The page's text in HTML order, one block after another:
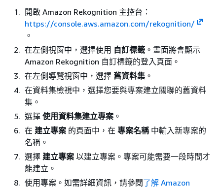
開啟 Amazon Rekognition 主控台：
https://console.aws.amazon.com/rekognition/
。
在左側視窗中，選擇使用 自訂標籤 。畫面將會顯示
Amazon Rekognition 自訂標籤的登入頁面。
在左側導覽視窗中，選擇 舊資料集 。
在資料集檢視中，選擇您要與專案建立關聯的舊資料
集。
選擇 使用資料集建立專案 。
在 建立專案 的頁面中，在 專案名稱中輸入新專案的
名稱。
選擇 建立專案 以建立專案。專案可能需要一段時間才
能建立。
使用專案。如需詳細資訊，請參閱了解 Amazon